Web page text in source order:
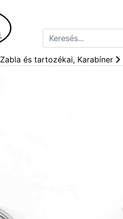
Zabla és tartozékai, Karabíner